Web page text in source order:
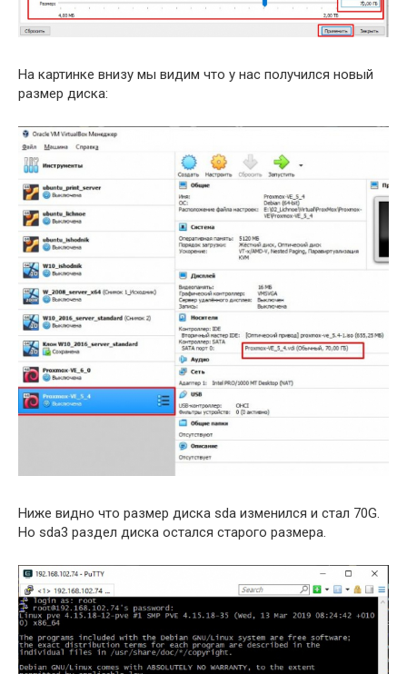
На картинке внизу мы видим что у нас получился новый
размер диска:
Ниже видно что размер диска sda изменился и стал 70G.
Но sda3 раздел диска остался старого размера.